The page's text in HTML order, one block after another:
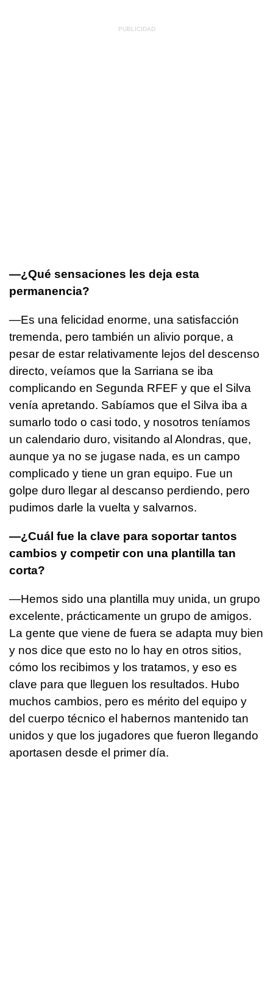
—¿Qué sensaciones les deja esta
permanencia?
—Es una felicidad enorme, una satisfacción
tremenda, pero también un alivio porque, a
pesar de estar relativamente lejos del descenso
directo, veíamos que la Sarriana se iba
complicando en Segunda RFEF y que el Silva
venía apretando. Sabíamos que el Silva iba a
sumarlo todo o casi todo, y nosotros teníamos
un calendario duro, visitando al Alondras, que,
aunque ya no se jugase nada, es un campo
complicado y tiene un gran equipo. Fue un
golpe duro llegar al descanso perdiendo, pero
pudimos darle la vuelta y salvarnos.
—¿Cuál fue la clave para soportar tantos
cambios y competir con una plantilla tan
corta?
—Hemos sido una plantilla muy unida, un grupo
excelente, prácticamente un grupo de amigos.
La gente que viene de fuera se adapta muy bien
y nos dice que esto no lo hay en otros sitios,
cómo los recibimos y los tratamos, y eso es
clave para que lleguen los resultados. Hubo
muchos cambios, pero es mérito del equipo y
del cuerpo técnico el habernos mantenido tan
unidos y que los jugadores que fueron llegando
aportasen desde el primer día.